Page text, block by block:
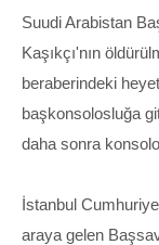
Suudi Arabistan
Kaşıkçı'nın
beraberindeki
başkonsolosluğa
daha sonra
İstanbul
araya gelen